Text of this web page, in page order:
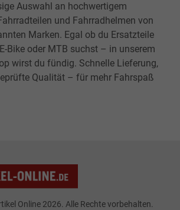
Auswahl an hochwertigem
und Fahrradhelmen von
Marken. Egal ob du Ersatzteile
Bike oder MTB suchst – in unserem
wirst du fündig. Schnelle Lieferung,
Qualität – für mehr Fahrspaß
Online 2026. Alle Rechte vorbehalten.